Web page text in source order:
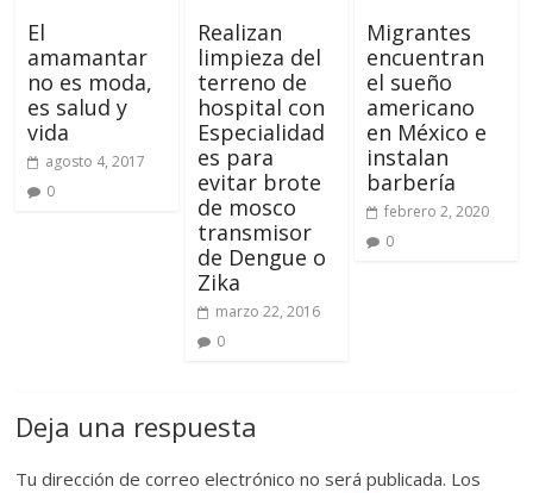
El
amamantar
no es moda,
es salud y
vida
agosto 4, 2017
0
Realizan
limpieza del
terreno de
hospital con
Especialidad
es para
evitar brote
de mosco
transmisor
de Dengue o
Zika
marzo 22, 2016
0
Migrantes
encuentran
el sueño
americano
en México e
instalan
barbería
febrero 2, 2020
0
Deja una respuesta
Tu dirección de correo electrónico no será publicada. Los